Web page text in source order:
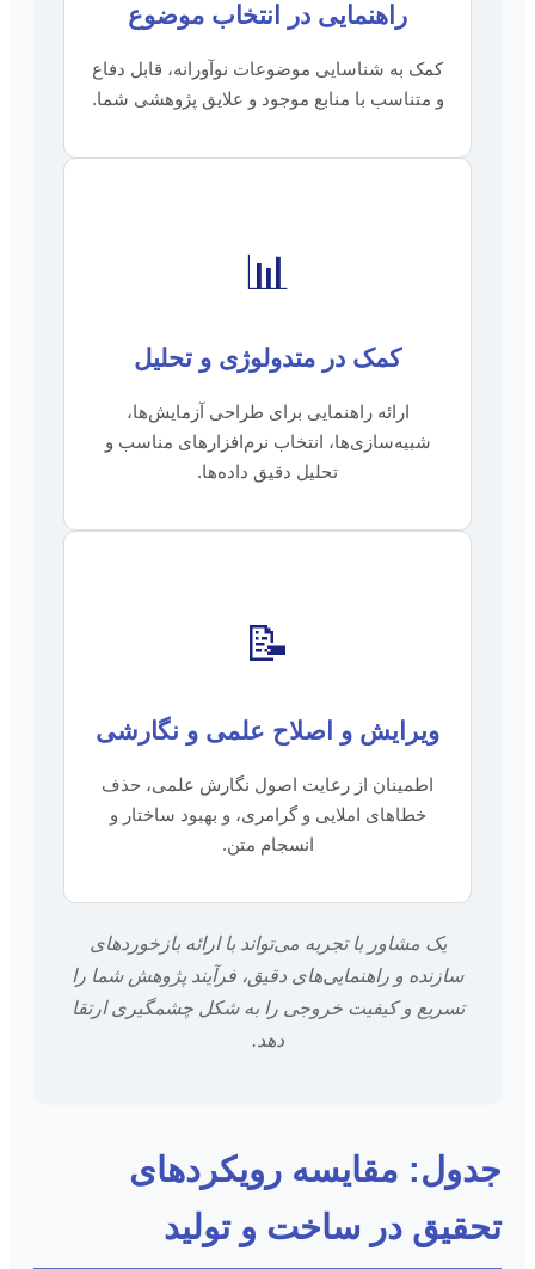
راهنمایی در انتخاب موضوع
کمک به شناسایی موضوعات نوآورانه، قابل دفاع
و متناسب با منابع موجود و علایق پژوهشی شما.
📊
کمک در متدولوژی و تحلیل
ارائه راهنمایی برای طراحی آزمایش‌ها،
شبیه‌سازی‌ها، انتخاب نرم‌افزارهای مناسب و
تحلیل دقیق داده‌ها.
📝
ویرایش و اصلاح علمی و نگارشی
اطمینان از رعایت اصول نگارش علمی، حذف
خطاهای املایی و گرامری، و بهبود ساختار و
انسجام متن.
یک مشاور با تجربه می‌تواند با ارائه بازخوردهای
سازنده و راهنمایی‌های دقیق، فرآیند پژوهش شما را
تسریع و کیفیت خروجی را به شکل چشمگیری ارتقا
دهد.
جدول: مقایسه رویکردهای
تحقیق در ساخت و تولید